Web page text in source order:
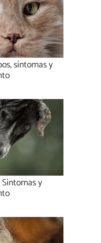
síntomas y
y